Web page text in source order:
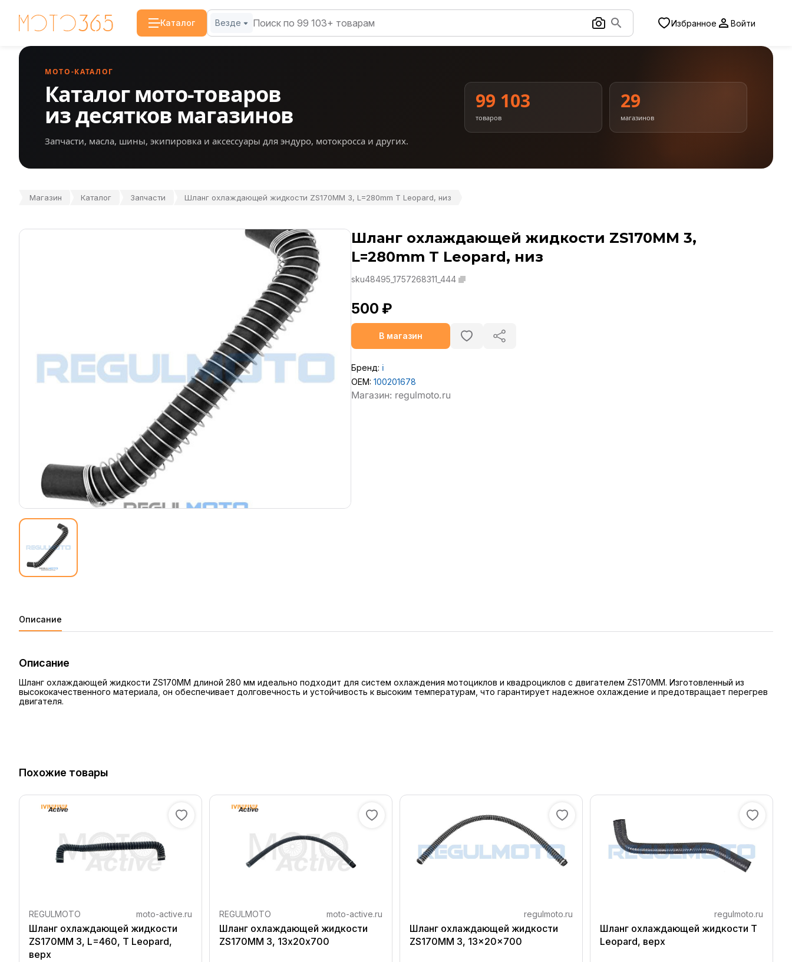
Каталог Везде Избранное Войти
МОТО-КАТАЛОГ
Каталог мото-товаров
из десятков магазинов
Запчасти, масла, шины, экипировка и аксессуары для эндуро, мотокросса и других.
99 103
товаров
29
магазинов
Магазин Каталог Запчасти Шланг охлаждающей жидкости ZS170MM 3, L=280mm T Leopard, низ
Шланг охлаждающей жидкости ZS170MM 3,
L=280mm T Leopard, низ
sku48495_1757268311_444
500 ₽
В магазин
Бренд: ℹ️
OEM: 100201678
Описание
Описание
Шланг охлаждающей жидкости ZS170MM длиной 280 мм идеально подходит для систем охлаждения мотоциклов и квадроциклов с двигателем ZS170MM. Изготовленный из
высококачественного материала, он обеспечивает долговечность и устойчивость к высоким температурам, что гарантирует надежное охлаждение и предотвращает перегрев
двигателя.
Похожие товары
REGULMOTO moto-active.ru
Шланг охлаждающей жидкости
ZS170MM 3, L=460, T Leopard,
верх
REGULMOTO moto-active.ru
Шланг охлаждающей жидкости
ZS170MM 3, 13х20х700
regulmoto.ru
Шланг охлаждающей жидкости
ZS170MM 3, 13x20x700
regulmoto.ru
Шланг охлаждающей жидкости T
Leopard, верх